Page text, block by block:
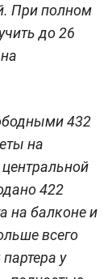
При полном
до 26
432
на
422
на балконе и
всего
у